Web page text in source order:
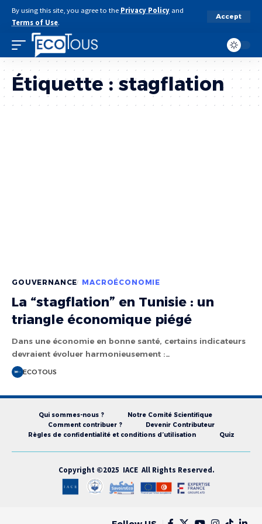
By using this site, you agree to the Privacy Policy and
Terms of Use.
Accept
Étiquette :stagflation
GOUVERNANCE MACROÉCONOMIE
La “stagflation” en Tunisie : un
triangle économique piégé
Dans une économie en bonne santé, certains indicateurs
devraient évoluer harmonieusement :…
ECOTOUS
Qui sommes-nous ?
Notre Comité Scientifique
Comment contribuer ?
Devenir Contributeur
Règles de confidentialité et conditions d’utilisation
Quiz
Copyright ©2025 IACE All Rights Reserved.